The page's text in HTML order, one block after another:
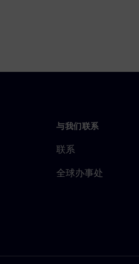
与我们联系
联系
全球办事处